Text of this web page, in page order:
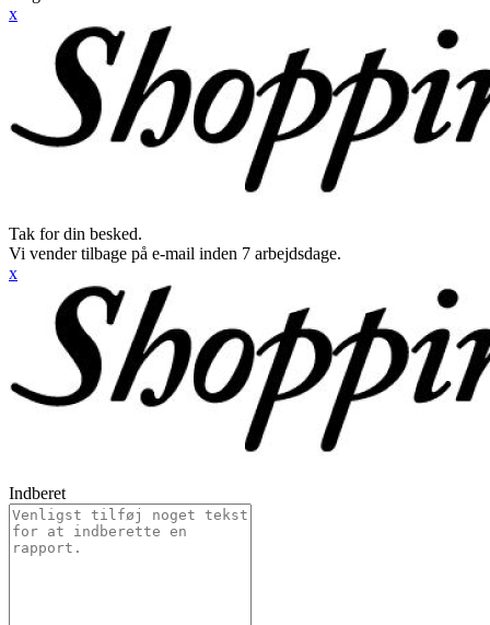
x
Tak for din besked.
Vi vender tilbage på e-mail inden 7 arbejdsdage.
x
Indberet